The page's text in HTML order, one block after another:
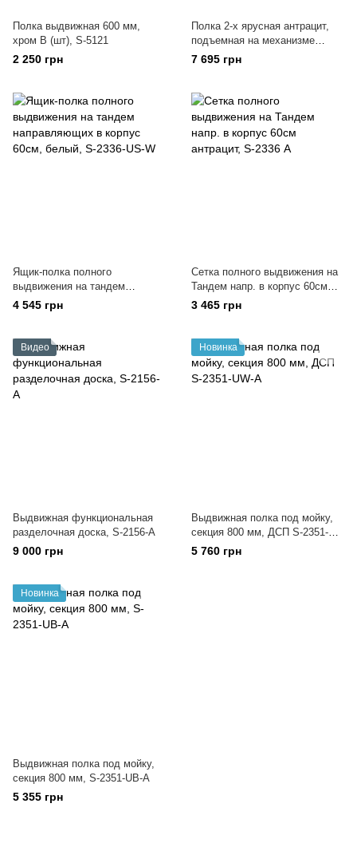
Полка выдвижная 600 мм,
хром В (шт), S-5121
2 250 грн
Полка 2-х ярусная антрацит,
подъемная на механизме
564*300*550, секция 600мм, S-
7 695 грн
Ящик-полка полного
выдвижения на тандем
направляющих в корпус 60см,
белый, S-2336-US-W
4 545 грн
Сетка полного выдвижения на
Тандем напр. в корпус 60см
антрацит, S-2336 А
3 465 грн
Видео
Выдвижная функциональная
разделочная доска, S-2156-А
9 000 грн
Новинка
Выдвижная полка под мойку,
секция 800 мм, ДСП S-2351-
UW-A
5 760 грн
Новинка
Выдвижная полка под мойку,
секция 800 мм, S-2351-UB-A
5 355 грн